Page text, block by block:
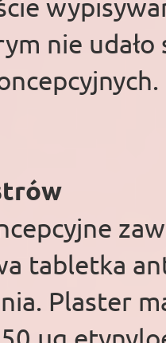
nie
tabletka
Plaster